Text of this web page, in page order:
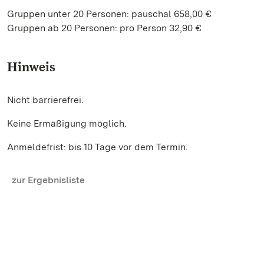
Gruppen unter 20 Personen: pauschal 658,00 €
Gruppen ab 20 Personen: pro Person 32,90 €
Hinweis
Nicht barrierefrei.
Keine Ermäßigung möglich.
Anmeldefrist: bis 10 Tage vor dem Termin.
zur Ergebnisliste